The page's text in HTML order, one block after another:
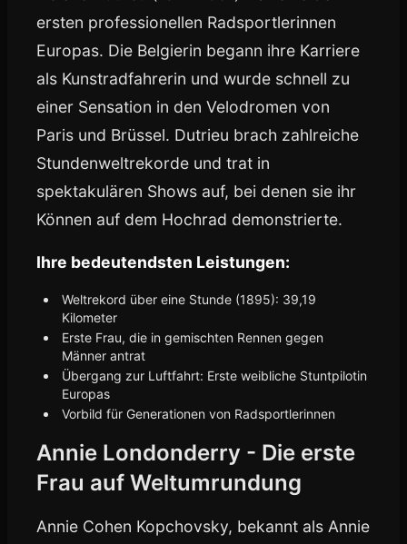
ersten professionellen Radsportlerinnen
Europas. Die Belgierin begann ihre Karriere
als Kunstradfahrerin und wurde schnell zu
einer Sensation in den Velodromen von
Paris und Brüssel. Dutrieu brach zahlreiche
Stundenweltrekorde und trat in
spektakulären Shows auf, bei denen sie ihr
Können auf dem Hochrad demonstrierte.
Ihre bedeutendsten Leistungen:
Weltrekord über eine Stunde (1895): 39,19
Kilometer
Erste Frau, die in gemischten Rennen gegen
Männer antrat
Übergang zur Luftfahrt: Erste weibliche Stuntpilotin
Europas
Vorbild für Generationen von Radsportlerinnen
Annie Londonderry - Die erste
Frau auf Weltumrundung
Annie Cohen Kopchovsky, bekannt als Annie